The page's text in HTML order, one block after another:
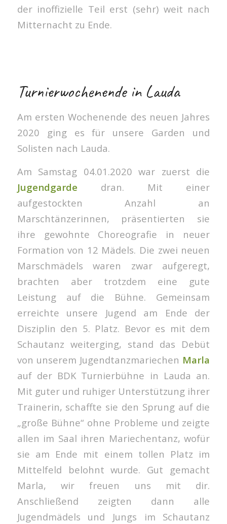
der inoffizielle Teil erst (sehr) weit nach
Mitternacht zu Ende.
Turnierwochenende in Lauda
Am ersten Wochenende des neuen Jahres
2020 ging es für unsere Garden und
Solisten nach Lauda.
Am Samstag 04.01.2020 war zuerst die
Jugendgarde dran. Mit einer
aufgestockten Anzahl an
Marschtänzerinnen, präsentierten sie
ihre gewohnte Choreografie in neuer
Formation von 12 Mädels. Die zwei neuen
Marschmädels waren zwar aufgeregt,
brachten aber trotzdem eine gute
Leistung auf die Bühne. Gemeinsam
erreichte unsere Jugend am Ende der
Disziplin den 5. Platz. Bevor es mit dem
Schautanz weiterging, stand das Debüt
von unserem Jugendtanzmariechen Marla
auf der BDK Turnierbühne in Lauda an.
Mit guter und ruhiger Unterstützung ihrer
Trainerin, schaffte sie den Sprung auf die
„große Bühne“ ohne Probleme und zeigte
allen im Saal ihren Mariechentanz, wofür
sie am Ende mit einem tollen Platz im
Mittelfeld belohnt wurde. Gut gemacht
Marla, wir freuen uns mit dir.
Anschließend zeigten dann alle
Jugendmädels und Jungs im Schautanz